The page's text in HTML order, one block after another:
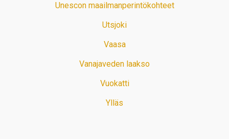
Unescon maailmanperintökohteet
Utsjoki
Vaasa
Vanajaveden laakso
Vuokatti
Ylläs